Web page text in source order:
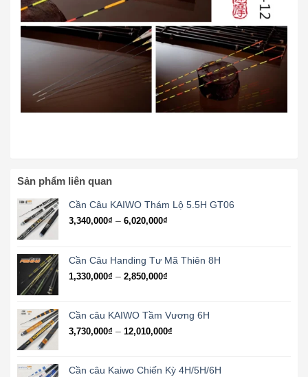
Sản phẩm liên quan
Cần Câu KAIWO Thám Lộ 5.5H GT06
3,340,000₫ – 6,020,000₫
3,340,000₫
Cần Câu Handing Tư Mã Thiên 8H
1,330,000₫ – 2,850,000₫
1,330,000₫
đến
2,850,000₫
Cần câu KAIWO Tầm Vương 6H
3,730,000₫ – 12,010,000₫
3,730,000₫
Cần câu Kaiwo Chiến Kỳ 4H/5H/6H